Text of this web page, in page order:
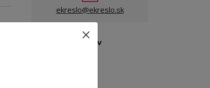
ekreslo@ekreslo.sk
Tovar zaradený v